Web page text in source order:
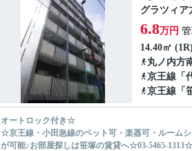
グラツィア
6.8万円
14.40㎡
丸ノ内方
京王線 「
京王線 「
オートロック付き☆
☆京王線・小田急線のペット可・楽器可・ルーム
が可能♪お部屋探しは笹塚の賃貸へ☆03-5465-1313☆